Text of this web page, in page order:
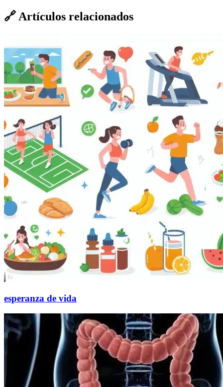
🔗 Artículos relacionados
esperanza de vida